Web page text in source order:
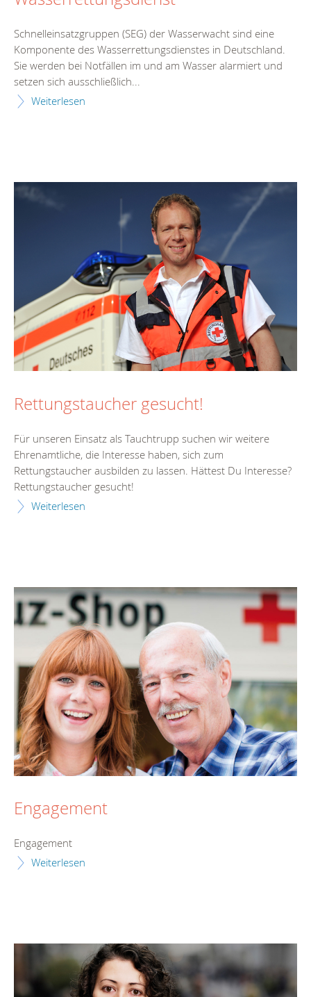
Schnelleinsatzgruppen (SEG) der Wasserwacht sind eine
Komponente des Wasserrettungsdienstes in Deutschland.
Sie werden bei Notfällen im und am Wasser alarmiert und
setzen sich ausschließlich...
Weiterlesen
Rettungstaucher gesucht!
Für unseren Einsatz als Tauchtrupp suchen wir weitere
Ehrenamtliche, die Interesse haben, sich zum
Rettungstaucher ausbilden zu lassen. Hättest Du Interesse?
Rettungstaucher gesucht!
Weiterlesen
Engagement
Engagement
Weiterlesen